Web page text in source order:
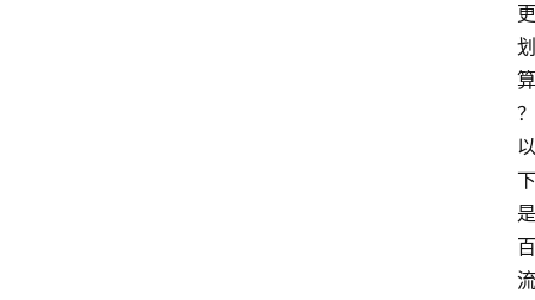
更
划
算
？
以
下
是
百
流